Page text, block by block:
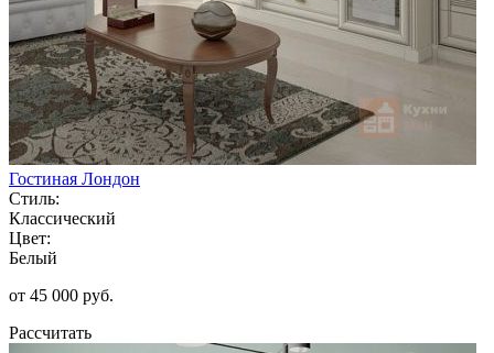
Гостиная Лондон
Стиль:
Классический
Цвет:
Белый
от 45 000 руб.
Рассчитать